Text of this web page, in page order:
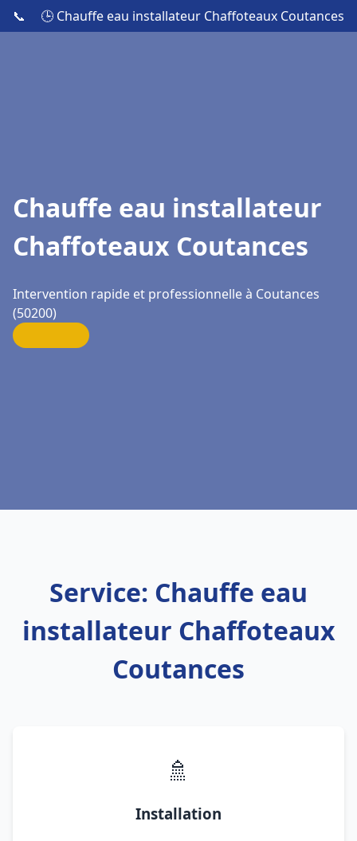
📞 🕒 Chauffe eau installateur Chaffoteaux Coutances
Chauffe eau installateur
Chaffoteaux Coutances
Intervention rapide et professionnelle à Coutances
(50200)
Service: Chauffe eau
installateur Chaffoteaux
Coutances
🚿
Installation